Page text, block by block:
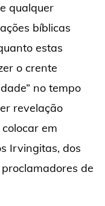
qualquer
bíblicas
estas
o crente
no tempo
revelação
em
Irvingitas, dos
de